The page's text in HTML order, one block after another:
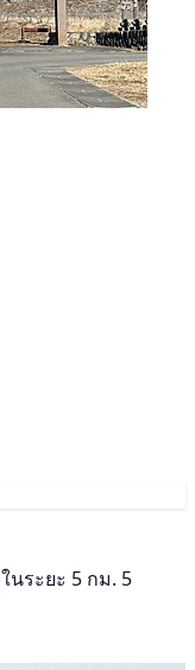
ในระยะ 5 กม. 5